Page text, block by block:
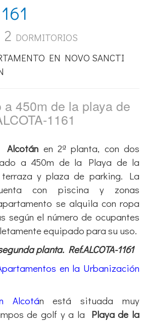
2 DORMITORIOS
EN NOVO SANCTI
450m de la playa de
1161
Alcotán en 2ª planta, con dos
a 450m de la Playa de la
y plaza de parking. La
con piscina y zonas
se alquila con ropa
según el número de ocupantes
equipado para su uso.
planta. Ref.ALCOTA-1161
en la Urbanización
Alcotán está situada muy
de golf y a la Playa de la